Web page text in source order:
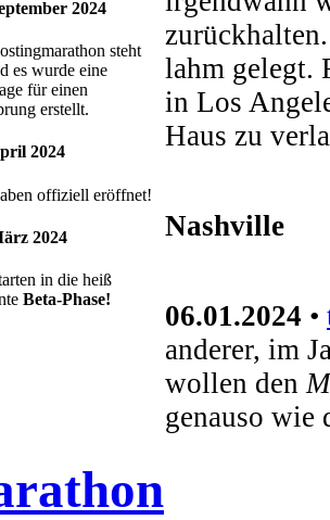
2024
steht
es wurde eine
für einen
erstellt.
2024
offiziell eröffnet!
2024
in die heiß
Beta-Phase!
lahm gelegt.
in Los
Haus zu
Nashville
06.01.2024 •
anderer, im
wollen den
genauso wie